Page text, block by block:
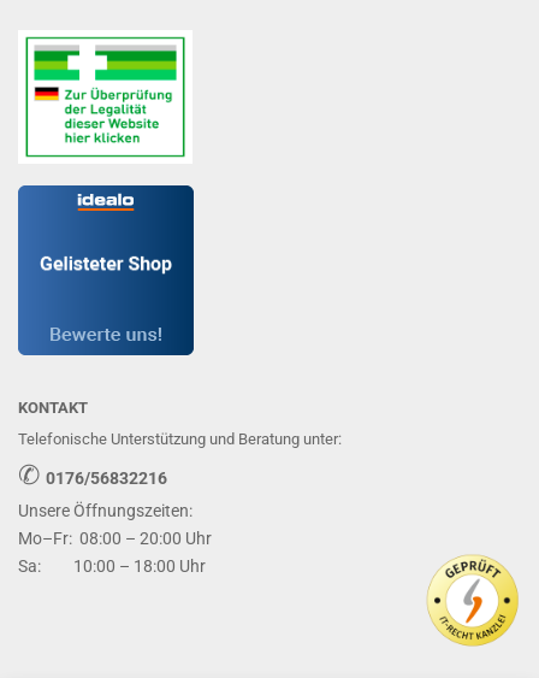
KONTAKT
Telefonische Unterstützung und Beratung unter:
✆ 0176/56832216
Unsere Öffnungszeiten:
Mo–Fr: 08:00 – 20:00 Uhr
Sa: 10:00 – 18:00 Uhr